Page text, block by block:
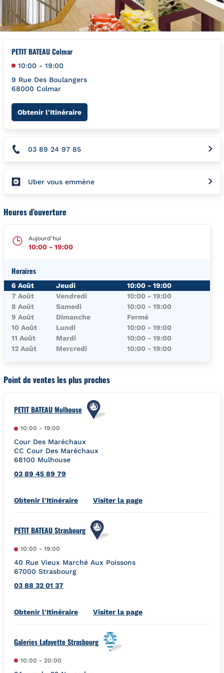
PETIT BATEAU Colmar
10:00 - 19:00
9 Rue Des Boulangers
68000 Colmar
Obtenir l'ItinéraireLink Opens in New Tab
03 89 24 97 85
Uber vous emmène
Heures d’ouverture
Aujourd'hui
10:00 - 19:00
Horaires
Jour de la SemaineHoraires
6 Août Jeudi 10:00 - 19:00
7 Août
Vendredi 10:00 - 19:00
8 Août
Samedi 10:00 - 19:00
9 Août
Dimanche
Fermé
10 Août
Lundi 10:00 - 19:00
11 Août
Mardi 10:00 - 19:00
12 Août
Mercredi 10:00 - 19:00
Point de ventes les plus proches
PETIT BATEAU Mulhouse
10:00 - 19:00
Cour Des Maréchaux
CC Cour Des Maréchaux
68100 Mulhouse
03 89 45 89 79
Obtenir l'ItinéraireLink Opens in New Tab
Visiter la page
PETIT BATEAU Strasbourg
10:00 - 19:00
40 Rue Vieux Marché Aux Poissons
67000 Strasbourg
03 88 32 01 37
Obtenir l'ItinéraireLink Opens in New Tab
Visiter la page
Galeries Lafayette Strasbourg
10:00 - 20:00